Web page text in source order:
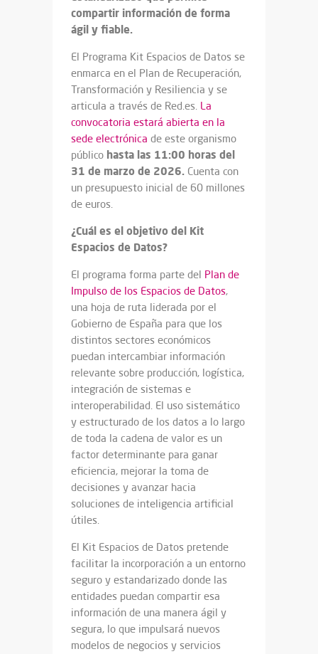
compartir información de forma
ágil y fiable.
El Programa Kit Espacios de Datos se
enmarca en el Plan de Recuperación,
Transformación y Resiliencia y se
articula a través de Red.es. La
convocatoria estará abierta en la
sede electrónica de este organismo
público hasta las 11:00 horas del
31 de marzo de 2026. Cuenta con
un presupuesto inicial de 60 millones
de euros.
¿Cuál es el objetivo del Kit
Espacios de Datos?
El programa forma parte del Plan de
Impulso de los Espacios de Datos,
una hoja de ruta liderada por el
Gobierno de España para que los
distintos sectores económicos
puedan intercambiar información
relevante sobre producción, logística,
integración de sistemas e
interoperabilidad. El uso sistemático
y estructurado de los datos a lo largo
de toda la cadena de valor es un
factor determinante para ganar
eficiencia, mejorar la toma de
decisiones y avanzar hacia
soluciones de inteligencia artificial
útiles.
El Kit Espacios de Datos pretende
facilitar la incorporación a un entorno
seguro y estandarizado donde las
entidades puedan compartir esa
información de una manera ágil y
segura, lo que impulsará nuevos
modelos de negocios y servicios